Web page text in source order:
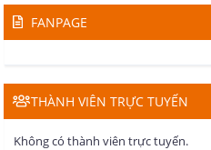
FANPAGE
THÀNH VIÊN TRỰC TUYẾN
Không có thành viên trực tuyến.